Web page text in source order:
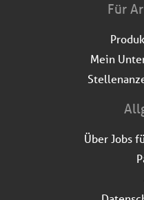
Für
Mein
Über Jobs